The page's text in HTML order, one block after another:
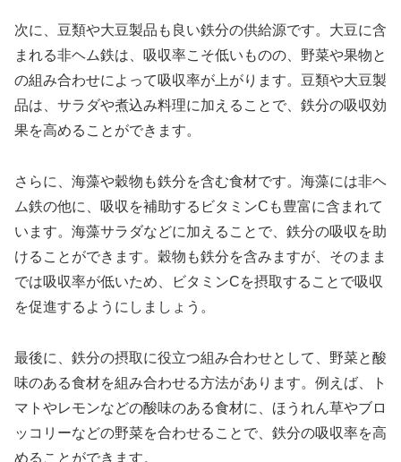
次に、豆類や大豆製品も良い鉄分の供給源です。大豆に含
まれる非ヘム鉄は、吸収率こそ低いものの、野菜や果物と
の組み合わせによって吸収率が上がります。豆類や大豆製
品は、サラダや煮込み料理に加えることで、鉄分の吸収効
果を高めることができます。
さらに、海藻や穀物も鉄分を含む食材です。海藻には非ヘ
ム鉄の他に、吸収を補助するビタミンCも豊富に含まれて
います。海藻サラダなどに加えることで、鉄分の吸収を助
けることができます。穀物も鉄分を含みますが、そのまま
では吸収率が低いため、ビタミンCを摂取することで吸収
を促進するようにしましょう。
最後に、鉄分の摂取に役立つ組み合わせとして、野菜と酸
味のある食材を組み合わせる方法があります。例えば、ト
マトやレモンなどの酸味のある食材に、ほうれん草やブロ
ッコリーなどの野菜を合わせることで、鉄分の吸収率を高
めることができます。